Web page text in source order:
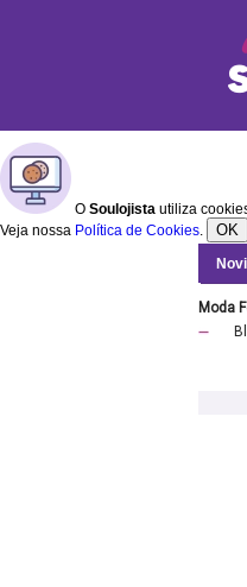
O Soulojista utiliza
Veja nossa Política de Cookies. OK
Moda